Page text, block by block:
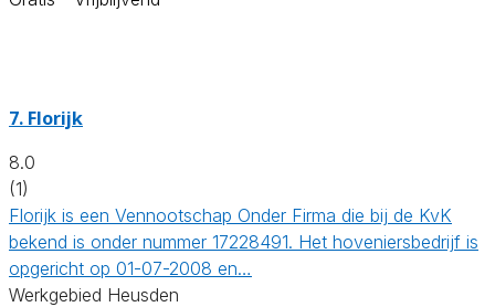
7. Florijk
8.0
(1)
Florijk is een Vennootschap Onder Firma die bij de KvK
bekend is onder nummer 17228491. Het hoveniersbedrijf is
opgericht op 01-07-2008 en…
Werkgebied Heusden